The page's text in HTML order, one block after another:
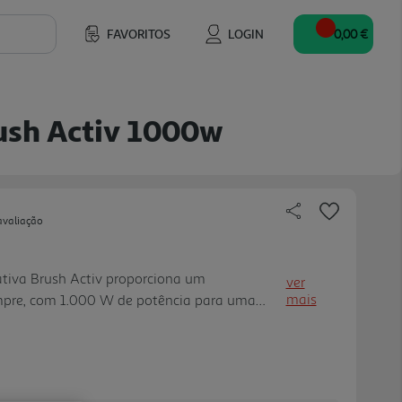
FAVORITOS LOGIN 0,00 €
Activ 1000w
Brush Activ proporciona um
com 1.000 W de potência para uma
de 30 mm, ao concentrador de alta
ver
mais